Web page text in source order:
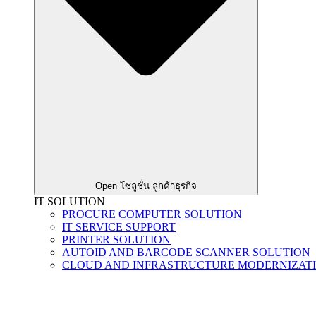
Open โซลูชั่น ลูกค้าธุรกิจ
IT SOLUTION
PROCURE COMPUTER SOLUTION
IT SERVICE SUPPORT
PRINTER SOLUTION
AUTOID AND BARCODE SCANNER SOLUTION
CLOUD AND INFRASTRUCTURE